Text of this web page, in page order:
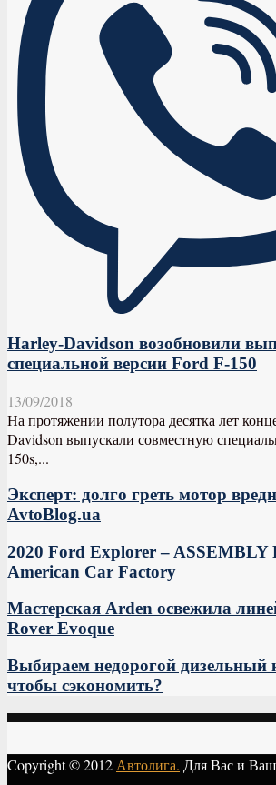
Harley-Davidson возобновили
специальной версии Ford F-150
13/09/2018
На протяжении полутора десятка лет
Davidson выпускали совместную
150s,...
Эксперт: долго греть мотор
AvtoBlog.ua
2020 Ford Explorer – ASSEMBLY
American Car Factory
Мастерская Arden освежила
Rover Evoque
Выбираем недорогой дизельный
чтобы сэкономить?
Copyright © 2012 Автолига. Для Вас и